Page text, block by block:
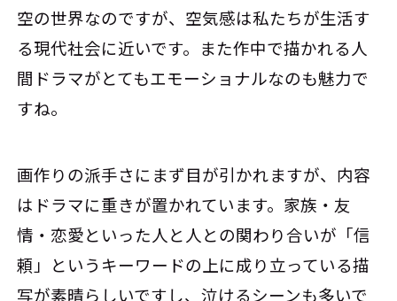
空の世界なのですが、空気感は私たちが生活す
る現代社会に近いです。また作中で描かれる人
間ドラマがとてもエモーショナルなのも魅力で
すね。
画作りの派手さにまず目が引かれますが、内容
はドラマに重きが置かれています。家族・友
情・恋愛といった人と人との関わり合いが「信
頼」というキーワードの上に成り立っている描
写が素晴らしいですし、泣けるシーンも多いで